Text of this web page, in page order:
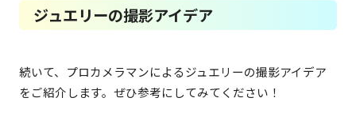
ジュエリーの撮影アイデア
続いて、プロカメラマンによるジュエリーの撮影アイデア
をご紹介します。ぜひ参考にしてみてください！